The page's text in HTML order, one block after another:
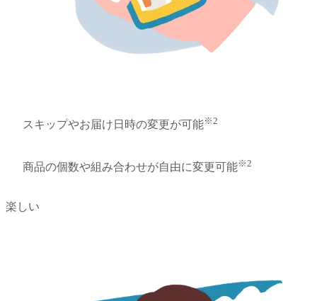
スキップやお届け日時の変更が可能※2
商品の個数や組み合わせが自由に変更可能※2
楽しい